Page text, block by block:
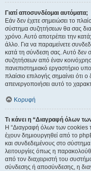
Γιατί αποσυνδέομαι αυτόματα;
Εάν δεν έχετε σημειώσει το
σύστημα συζητήσεων θα σας
χρόνο. Αυτό αποτρέπει την
άλλο. Για να παραμείνετε
κατά τη σύνδεση σας. Αυτό δεν
συζητήσεων από έναν
πανεπιστημιακό εργαστήριο
πλαίσιο επιλογής σημαίνει ότι
απενεργοποιήσει αυτό το
Κορυφή
Τι κάνει η “Διαγραφή όλων
Η “Διαγραφή όλων των cookies
έχουν δημιουργηθεί από το
και συνδεδεμένους στο
λειτουργίες όπως η
από τον διαχειριστή του
σύνδεσης ή αποσύνδεσης, η